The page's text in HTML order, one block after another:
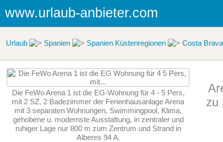
www.urlaub-anbieter.com
Urlaub Spanien Spanien Küstenregionen Costa Brava
Die FeWo Arena 1 ist die EG-Wohnung für 4 - 5 Pers,
mit 2 SZ, 2 Badezimmer der Ferienhausanlage Arena
mit 3 separaten Wohnungen, Swimmingpool, Klima,
gehobene u. modernste Ausstattung, in zentraler und
ruhiger Lage nur 800 m zum Zentrum und Strand in
Alberes 94 A.
zu